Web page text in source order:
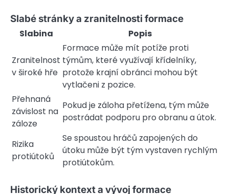
Slabé stránky a zranitelnosti formace
Slabina
Popis
Zranitelnost
v široké hře
Formace může mít potíže proti
týmům, které využívají křídelníky,
protože krajní obránci mohou být
vytlačeni z pozice.
Přehnaná
závislost na
záloze
Pokud je záloha přetížena, tým může
postrádat podporu pro obranu a útok.
Rizika
protiútoků
Se spoustou hráčů zapojených do
útoku může být tým vystaven rychlým
protiútokům.
Historický kontext a vývoj formace